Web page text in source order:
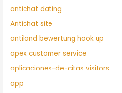
antichat dating
Antichat site
antiland bewertung hook up
apex customer service
aplicaciones-de-citas visitors
app